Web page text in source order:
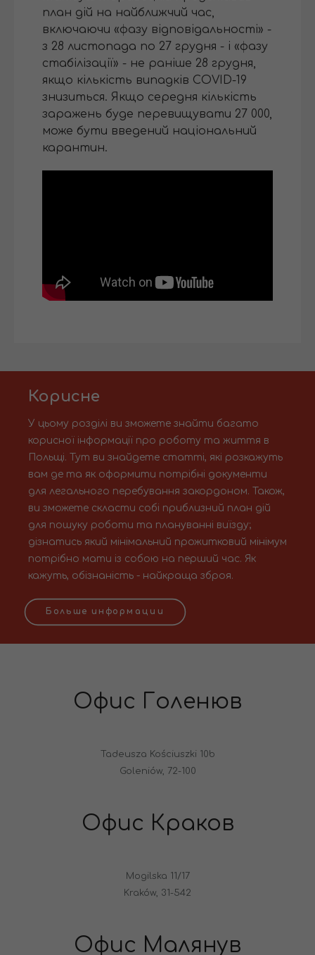
план дій на найближчий час,
включаючи «фазу відповідальності» -
з 28 листопада по 27 грудня - і «фазу
стабілізації» - не раніше 28 грудня,
якщо кількість випадків COVID-19
знизиться. Якщо середня кількість
заражень буде перевищувати 27 000,
може бути введений національний
карантин.
Корисне
У цьому розділі ви зможете знайти багато
корисної інформації про роботу та життя в
Польщі. Тут ви знайдете статті, які розкажуть
вам де та як оформити потрібні документи
для легального перебування закордоном. Також,
ви зможете скласти собі приблизний план дій
для пошуку роботи та плануванні виїзду;
дізнатись який мінімальний прожитковий мінімум
потрібно мати із собою на перший час. Як
кажуть, обізнаність - найкраща зброя.
Больше информации
Офис Голенюв
Tadeusza Kościuszki 10b
Goleniów, 72-100
Офис Краков
Mogilska 11/17
Kraków, 31-542
Офис Малянув